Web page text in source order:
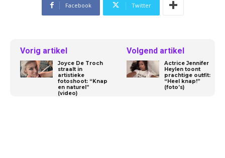
Facebook Twitter
Vorig artikel
Joyce De Troch
straalt in
artistieke
fotoshoot: “Knap
en naturel”
(video)
Volgend artikel
Actrice Jennifer
Heylen toont
prachtige outfit:
“Heel knap!”
(foto’s)